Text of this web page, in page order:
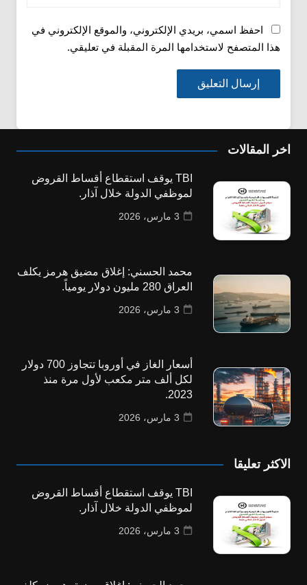
احفظ اسمي، بريدي الإلكتروني، والموقع الإلكتروني في
هذا المتصفح لاستخدامها المرة المقبلة في تعليقي.
اخر المقالات
TBI يوقف استقطاع أقساط القروض
لموظفي الدولة خلال آذار.
3 مارس، 2026
محمد الحسني: إغلاق مضيق هرمز يكلف
العراق 280 مليون دولار يومياً.
3 مارس، 2026
أسعار الغاز في أوروبا تتجاوز 700 دولار
لكل ألف متر مكعب لأول مرة منذ
2023.
3 مارس، 2026
الاكثر تعليقا
TBI يوقف استقطاع أقساط القروض
لموظفي الدولة خلال آذار.
3 مارس، 2026